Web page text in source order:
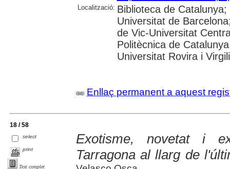
Localització: Biblioteca de
Universitat de
de Vic-Universitat
Politècnica de
Universitat Rovira i
Enllaç permanent a aquest
18 / 58
select
print
Text complet
Exotisme, novetat i
Tarragona al llarg de